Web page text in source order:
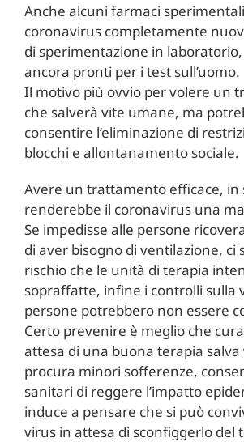
Anche alcuni farmaci
coronavirus completamente
di sperimentazione in
ancora pronti per i test sull’uomo.
Il motivo più ovvio per volere un
che salverà vite umane, ma
consentire l’eliminazione di
blocchi e allontanamento sociale.
Avere un trattamento efficace, in
renderebbe il coronavirus una
Se impedisse alle persone
di aver bisogno di ventilazione, ci
rischio che le unità di terapia
sopraffatte, infine i controlli sulla
persone potrebbero non essere
Certo prevenire è meglio che
attesa di una buona terapia
procura minori sofferenze,
sanitari di reggere l’impatto
induce a pensare che si può
virus in attesa di sconfiggerlo del